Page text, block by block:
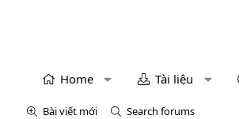
Home Tài liệu
Bài viết mới Search forums